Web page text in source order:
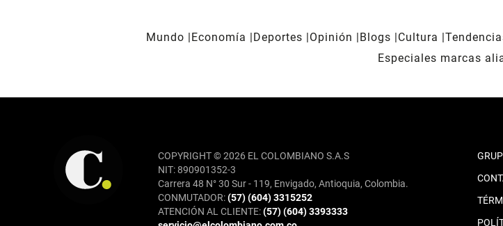
Mundo Economía Deportes Opinión Blogs Cultura
Especiales marcas
COPYRIGHT © 2026 EL COLOMBIANO S.A.S
NIT: 890901352-3
Carrera 48 N° 30 Sur - 119, Envigado, Antioquia, Colombia.
CONMUTADOR:(57) (604) 3315252
ATENCIÓN AL CLIENTE:(57) (604) 3393333